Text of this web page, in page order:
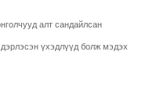
алт сандайлсан
үхэдлүүд болж мэдэх